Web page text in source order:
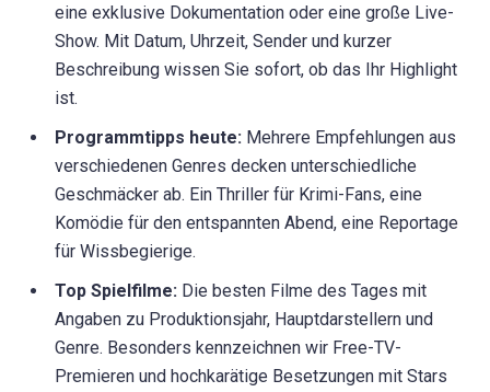
eine exklusive Dokumentation oder eine große Live-
Show. Mit Datum, Uhrzeit, Sender und kurzer
Beschreibung wissen Sie sofort, ob das Ihr Highlight
ist.
Programmtipps heute: Mehrere Empfehlungen aus
verschiedenen Genres decken unterschiedliche
Geschmäcker ab. Ein Thriller für Krimi-Fans, eine
Komödie für den entspannten Abend, eine Reportage
für Wissbegierige.
Top Spielfilme: Die besten Filme des Tages mit
Angaben zu Produktionsjahr, Hauptdarstellern und
Genre. Besonders kennzeichnen wir Free-TV-
Premieren und hochkarätige Besetzungen mit Stars